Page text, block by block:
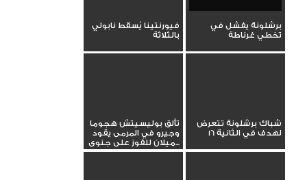
برشلونة يفشل في
تخطي غرناطة
فيورنتينا يُسقط نابولي
بالثلاثة
شباك برشلونة تتعرض
لهدف في الثانية 16
تألق بوليسيتش هجوما
وجيرو في المرمى يقود
ميلان للفوز على جنوى...